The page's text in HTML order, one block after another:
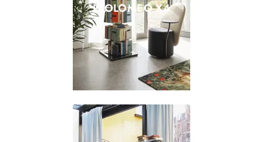
PTOLOMEO X4